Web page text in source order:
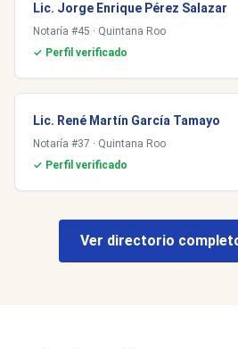
Lic. Jorge Enrique Pérez Salazar
Notaría #45 · Quintana Roo
✓ Perfil verificado
Lic. René Martín García Tamayo
Notaría #37 · Quintana Roo
✓ Perfil verificado
Ver directorio